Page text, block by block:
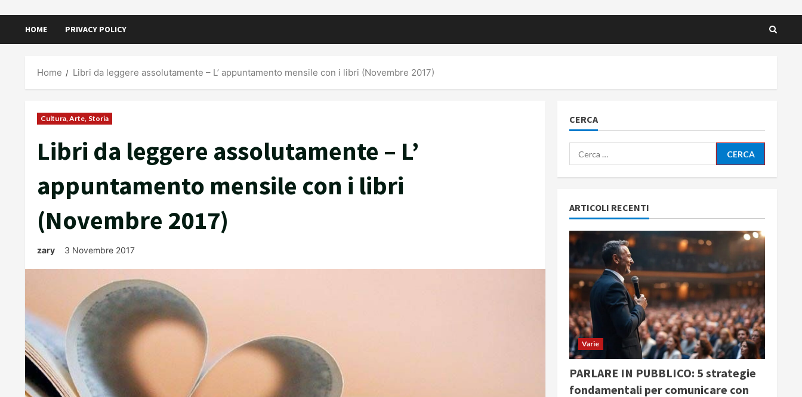
HOME PRIVACY POLICY
Home Libri da leggere assolutamente – L’ appuntamento mensile con i libri (Novembre 2017)
Cultura, Arte, Storia
Libri da leggere assolutamente – L’
appuntamento mensile con i libri
(Novembre 2017)
zary 3 Novembre 2017
CERCA
Ricerca
per:
ARTICOLI RECENTI
Varie
PARLARE IN PUBBLICO: 5 strategie
fondamentali per comunicare con